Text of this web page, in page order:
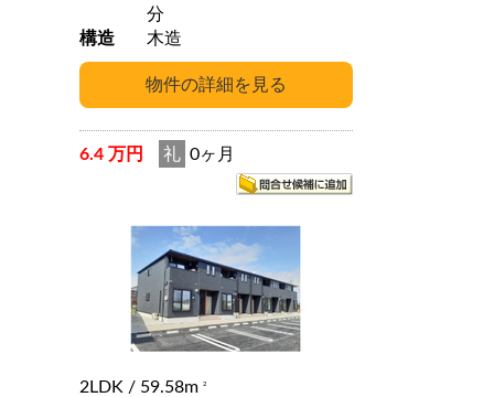
分
構造
木造
6.4 万円 礼 0ヶ月
2LDK / 59.58m 2